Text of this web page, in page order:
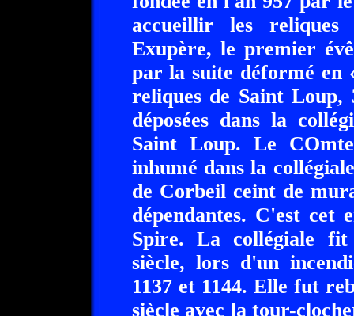
accueillir les
Exupère, le premier
par la suite déformé en
reliques de Saint Loup,
déposées dans la
Saint Loup. Le
inhumé dans la
de Corbeil ceint de
dépendantes. C'est cet
Spire. La collégiale
siècle, lors d'un
1137 et 1144. Elle fut
siècle avec la tour-